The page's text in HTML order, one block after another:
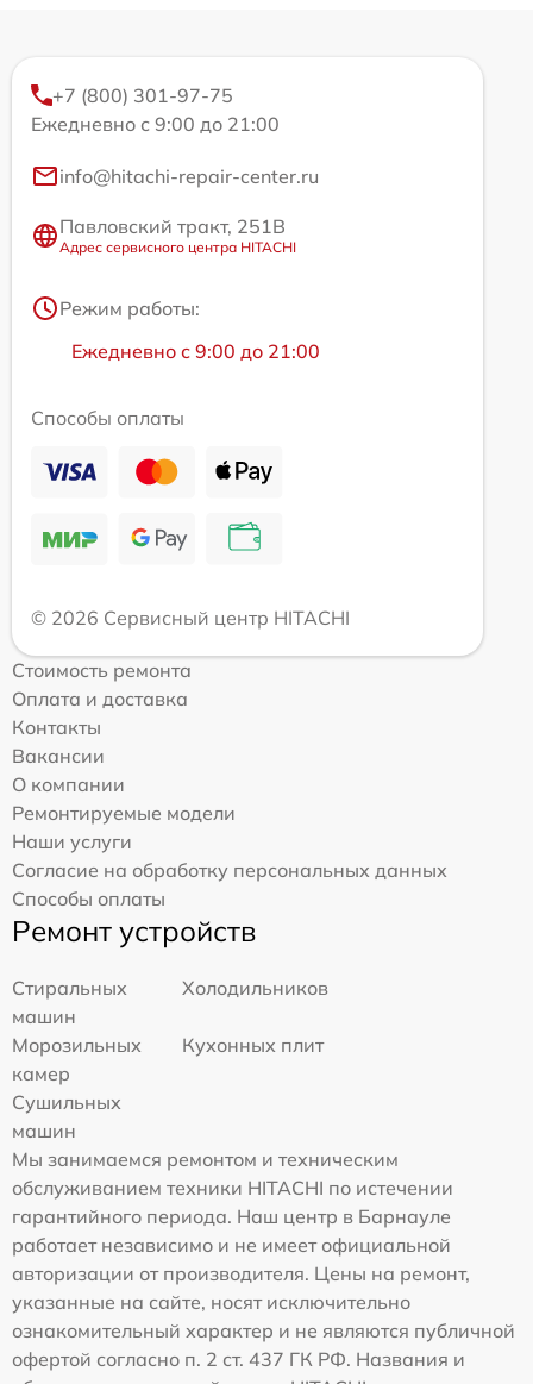
+7 (800) 301-97-75
Ежедневно с 9:00 до 21:00
info@hitachi-repair-center.ru
Павловский тракт, 251В
Адрес сервисного центра HITACHI
Режим работы:
Ежедневно с 9:00 до 21:00
Способы оплаты
© 2026 Сервисный центр HITACHI
Стоимость ремонта
Оплата и доставка
Контакты
Вакансии
О компании
Ремонтируемые модели
Наши услуги
Согласие на обработку персональных данных
Способы оплаты
Ремонт устройств
Стиральных
машин
Холодильников
Морозильных
камер
Кухонных плит
Сушильных
машин
Мы занимаемся ремонтом и техническим
обслуживанием техники HITACHI по истечении
гарантийного периода. Наш центр в Барнауле
работает независимо и не имеет официальной
авторизации от производителя. Цены на ремонт,
указанные на сайте, носят исключительно
ознакомительный характер и не являются публичной
офертой согласно п. 2 ст. 437 ГК РФ. Названия и